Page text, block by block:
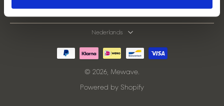
Hulp nodig?
Nederlands
© 2026, Mewave.
Powered by Shopify